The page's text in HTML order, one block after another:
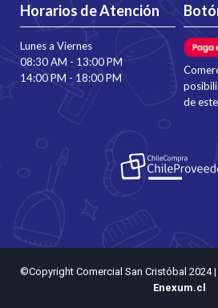
Horarios de Atención
Lunes a Viernes
08:30 AM - 13:00 PM
14:00 PM - 18:00 PM
de
©Copyright Comercial San Cristóbal 2024|
Enexum.cl